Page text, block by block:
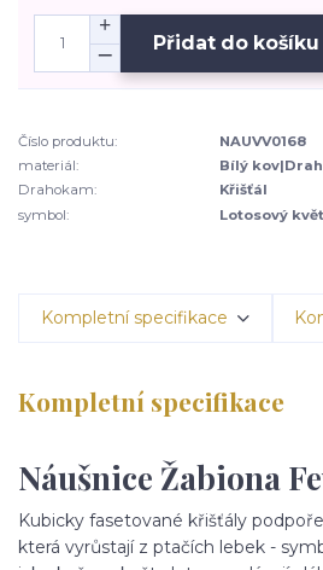
Přidat do košíku
Číslo produktu:
NAUVV0168
materiál:
Bílý
Drahokam:
Křišťál
symbol:
Lotosový
Kompletní specifikace
Kompletní specifikace
Náušnice Žabiona
Kubicky fasetované křišťály
která vyrůstají z ptačích lebek -